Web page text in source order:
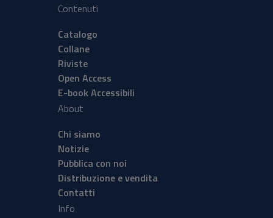
Contenuti
Catalogo
Collane
Riviste
Open Access
E-book Accessibili
About
Chi siamo
Notizie
Pubblica con noi
Distribuzione e vendita
Contatti
Info